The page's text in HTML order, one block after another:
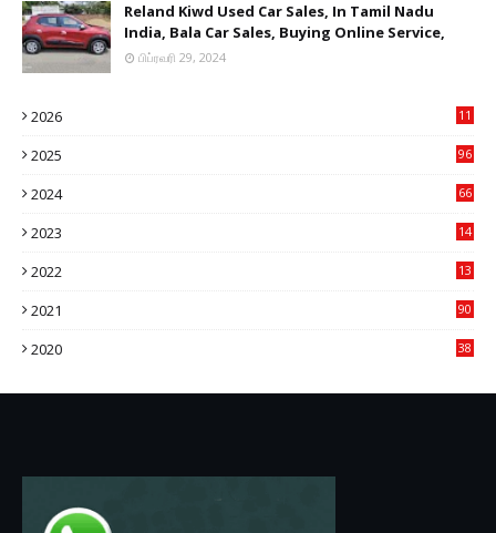
Reland Kiwd Used Car Sales, In Tamil Nadu
India, Bala Car Sales, Buying Online Service,
பிப்ரவரி 29, 2024
2026
11
2025
96
2024
66
2023
14
2022
13
2021
90
2020
38